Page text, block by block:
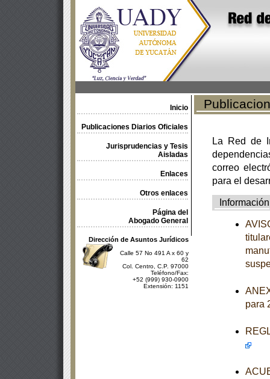
Inicio
Publicaciones Diarios Oficiales
Jurisprudencias y Tesis
Aisladas
Enlaces
Otros enlaces
Página del
Abogado General
Dirección de Asuntos Jurídicos
Calle 57 No 491 A x 60 y
62
Col. Centro, C.P. 97000
Teléfono/Fax:
+52 (999) 930-0900
Extensión: 1151
La Red de
correo
para el
Información
para